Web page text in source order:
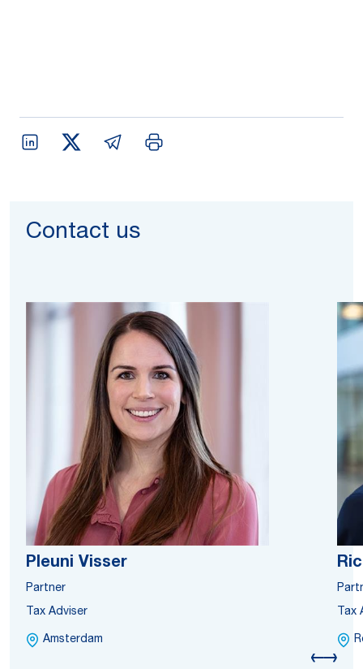
Contact us
Pleuni Visser
Partner
Tax Adviser
Amsterdam
Tax